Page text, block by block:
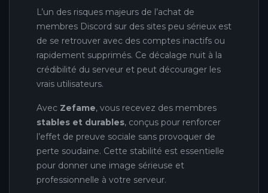
L’un des risques majeurs de l’achat de
membres Discord sur des sites peu sérieux est
de se retrouver avec des comptes inactifs ou
rapidement supprimés. Ce décalage nuit à la
crédibilité du serveur et peut décourager les
vrais utilisateurs.
Avec Zefame, vous recevez des membres
stables et durables, conçus pour renforcer
l’effet de preuve sociale sans provoquer de
perte soudaine. Cette stabilité est essentielle
pour donner une image sérieuse et
professionnelle à votre serveur.